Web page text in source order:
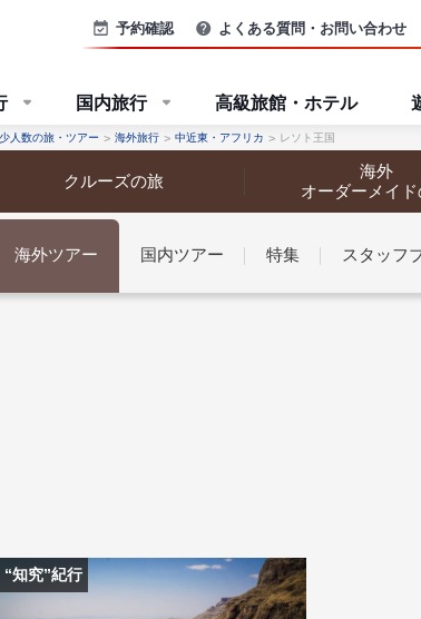
予約確認 よくある質問・お問い合わせ
国内旅行 高級旅館・ホテル
人数の旅・ツアー 海外旅行 中近東・アフリカ レソト王国
クルーズの旅
海外
オーダーメイド
海外ツアー 国内ツアー 特集 スタッフ
体のみなさまへ
探す
ワード
探す
ワード
“知究”紀行